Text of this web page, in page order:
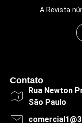
A Revista
Contato
Rua Newton
São Paulo